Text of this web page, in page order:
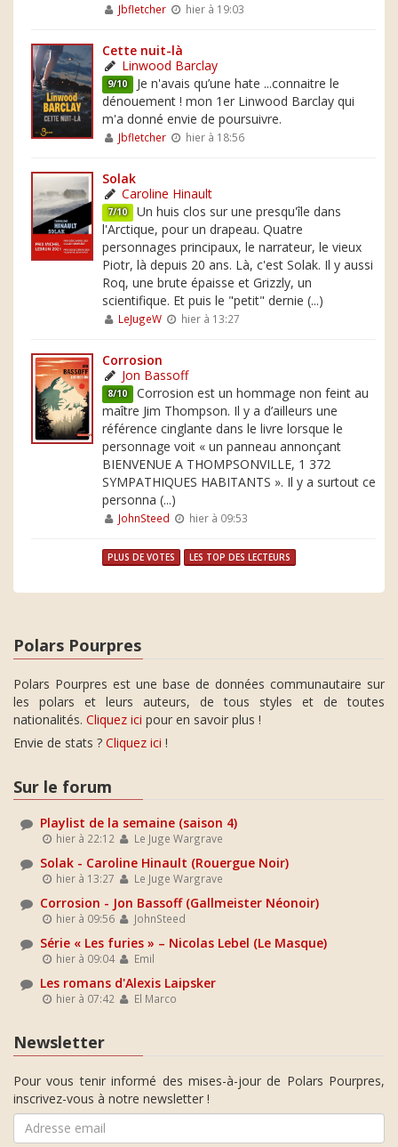
Jbfletcher hier à 19:03
Cette nuit-là
Linwood Barclay
9/10 Je n'avais qu’une hate ...connaitre le
dénouement ! mon 1er Linwood Barclay qui
m'a donné envie de poursuivre.
Jbfletcher hier à 18:56
Solak
Caroline Hinault
7/10 Un huis clos sur une presqu'île dans
l'Arctique, pour un drapeau. Quatre
personnages principaux, le narrateur, le vieux
Piotr, là depuis 20 ans. Là, c'est Solak. Il y aussi
Roq, une brute épaisse et Grizzly, un
scientifique. Et puis le "petit" dernie (...)
LeJugeW hier à 13:27
Corrosion
Jon Bassoff
8/10 Corrosion est un hommage non feint au
maître Jim Thompson. Il y a d’ailleurs une
référence cinglante dans le livre lorsque le
personnage voit « un panneau annonçant
BIENVENUE A THOMPSONVILLE, 1 372
SYMPATHIQUES HABITANTS ». Il y a surtout ce
personna (...)
JohnSteed hier à 09:53
PLUS DE VOTES LES TOP DES LECTEURS
Polars Pourpres
Polars Pourpres est une base de données communautaire sur
les polars et leurs auteurs, de tous styles et de toutes
nationalités. Cliquez ici pour en savoir plus !
Envie de stats ? Cliquez ici !
Sur le forum
Playlist de la semaine (saison 4)
hier à 22:12 Le Juge Wargrave
Solak - Caroline Hinault (Rouergue Noir)
hier à 13:27 Le Juge Wargrave
Corrosion - Jon Bassoff (Gallmeister Néonoir)
hier à 09:56 JohnSteed
Série « Les furies » – Nicolas Lebel (Le Masque)
hier à 09:04 Emil
Les romans d'Alexis Laipsker
hier à 07:42 El Marco
Newsletter
Pour vous tenir informé des mises-à-jour de Polars Pourpres,
inscrivez-vous à notre newsletter !